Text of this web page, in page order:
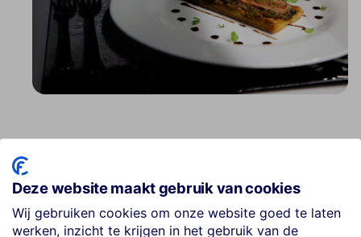
Ontspanning en activiteiten
3 infinityzwembaden met uitzicht op de oceaan
Deze website maakt gebruik van cookies
Wij gebruiken cookies om onze website goed te laten
werken, inzicht te krijgen in het gebruik van de